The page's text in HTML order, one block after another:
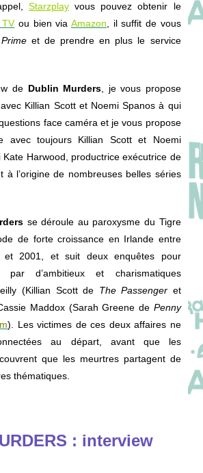
Starzplayvous pouvez obtenir le
TVou bien via Amazon , il suffit de vous
Primeet de prendre en plus le service
de Dublin Murders , je vous propose
Killian Scott et Noemi Spanos à qui
face caméra et je vous propose
avec toujours Killian Scott et Noemi
Kate Harwood, productrice exécutrice de
à l’origine de nombreuses belles séries
se déroule au paroxysme du Tigre
de forte croissance en Irlande entre
et 2001, et suit deux enquêtes pour
par d’ambitieux et charismatiques
(Killian Scott de The Passenger et
Maddox (Sarah Greene de Penny
). Les victimes de ces deux affaires ne
au départ, avant que les
que les meurtres partagent de
thématiques.
: interview